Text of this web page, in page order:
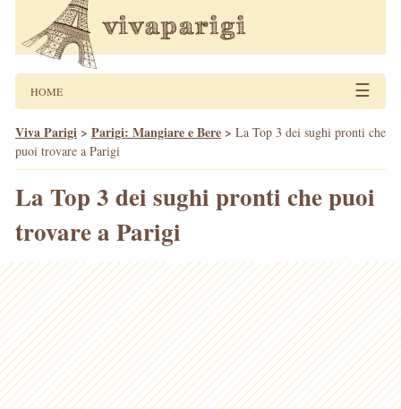
HOME ☰
Viva Parigi > Parigi: Mangiare e Bere > La Top 3 dei sughi pronti che
puoi trovare a Parigi
La Top 3 dei sughi pronti che puoi
trovare a Parigi